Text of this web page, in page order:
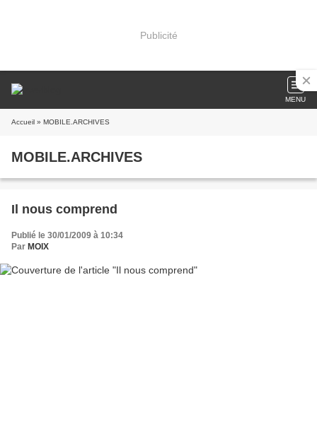
Publicité
MENU
Accueil » MOBILE.ARCHIVES
MOBILE.ARCHIVES
Il nous comprend
Publié le 30/01/2009 à 10:34
Par MOIX